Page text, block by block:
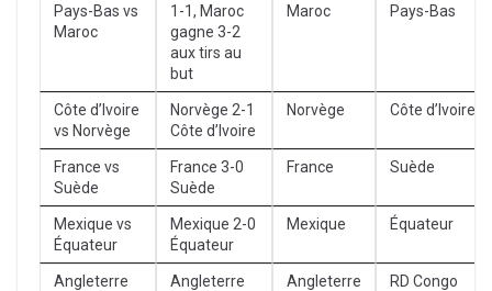
Pays-Bas vs
Maroc
1-1, Maroc
gagne 3-2
aux tirs au
but
Maroc Pays-Bas
Côte d’Ivoire
vs Norvège
Norvège 2-1
Côte d’Ivoire
Norvège Côte d’Ivoire
France vs
Suède
France 3-0
Suède
France Suède
Mexique vs
Équateur
Mexique 2-0
Équateur
Mexique Équateur
Angleterre
Angleterre
Angleterre RD Congo